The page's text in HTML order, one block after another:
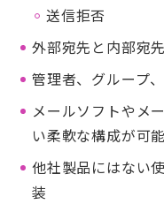
送信拒否
外部宛先と内部宛
管理者、グループ
メールソフトやメ
い柔軟な構成が可能
他社製品にはない
装